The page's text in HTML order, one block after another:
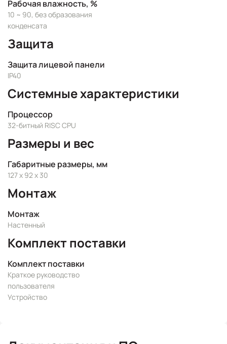
Рабочая влажность, %
10 ~ 90, без образования
конденсата
Защита
Защита лицевой панели
IP40
Системные характеристики
Процессор
32-битный RISC CPU
Размеры и вес
Габаритные размеры, мм
127 x 92 x 30
Монтаж
Монтаж
Настенный
Комплект поставки
Комплект поставки
Краткое руководство
пользователя
Устройство